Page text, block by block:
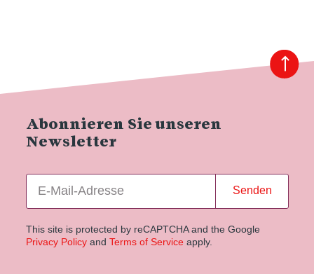
Abonnieren Sie unseren
Newsletter
Senden
This site is protected by reCAPTCHA and the Google
Privacy Policyand Terms of Service apply.